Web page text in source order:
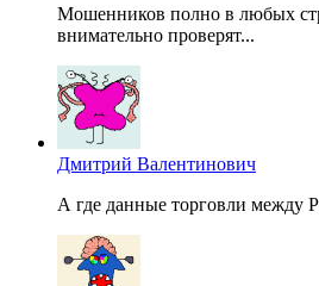
Мошенников полно в любых
внимательно проверят...
Дмитрий Валентинович
А где данные торговли между